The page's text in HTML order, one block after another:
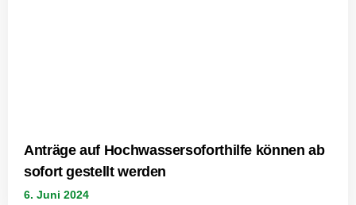
Anträge auf Hochwassersoforthilfe können ab
sofort gestellt werden
6. Juni 2024